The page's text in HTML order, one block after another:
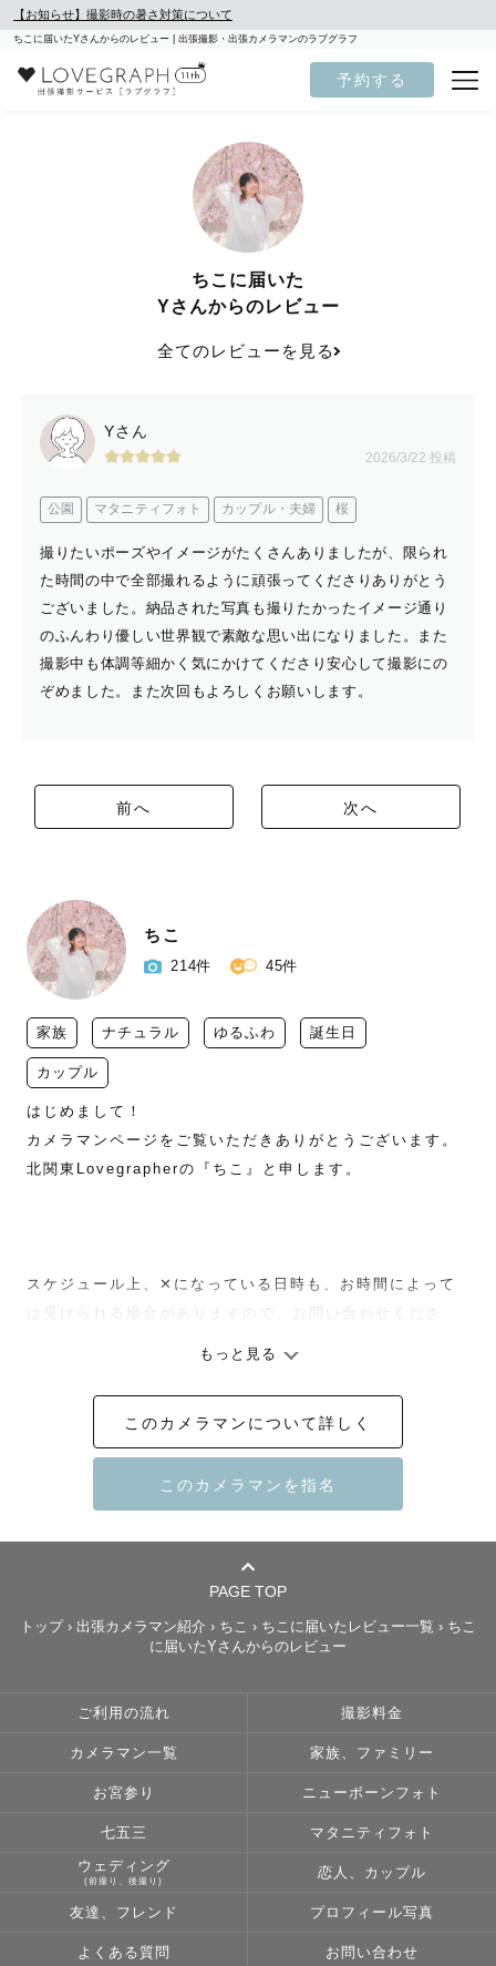
【お知らせ】撮影時の暑さ対策について
ちこに届いたYさんからのレビュー | 出張撮影・出張カメラマンのラブグラフ
予約する
ちこに届いた
Yさんからのレビュー
全てのレビューを見る
Yさん
2026/3/22 投稿
公園 マタニティフォト カップル・夫婦 桜
撮りたいポーズやイメージがたくさんありましたが、限られ
た時間の中で全部撮れるように頑張ってくださりありがとう
ございました。納品された写真も撮りたかったイメージ通り
のふんわり優しい世界観で素敵な思い出になりました。また
撮影中も体調等細かく気にかけてくださり安心して撮影にの
ぞめました。また次回もよろしくお願いします。
前へ 次へ
ちこ
214件 45件
家族 ナチュラル ゆるふわ 誕生日
カップル
はじめまして！
カメラマンページをご覧いただきありがとうございます。
北関東Lovegrapherの『ちこ』と申します。
スケジュール上‪、‪‪✕‬になっている日時も、お時間によって
は受けられる場合がありますので、お問い合わせくださ
ー大切な瞬間を、大切な思い出にー
大切な家族との写真、大好きなパートナーとの記念写真、
仲良しな友人との思い出の写真、日常のほっと安らげる瞬
間を切り取ったような写真
写真に込める想いは人それぞれです。
みなさんの希望に寄り添い、一緒に最高の１枚を作り上げ
ることができる存在になりたいと思っています。
写真を撮られるのは苦手•••という不安も、ぜひお聞かせく
ゆっくりコミュニケーションをとりながら、一緒に楽しい
時間を過ごしましょう。
もっと見る
このカメラマンについて詳しく
PAGE TOP
トップ › 出張カメラマン紹介 › ちこ › ちこに届いたレビュー一覧 › ちこ
に届いたYさんからのレビュー
ご利用の流れ 撮影料金
カメラマン一覧 家族、ファミリー
お宮参り ニューボーンフォト
七五三 マタニティフォト
ウェディング
(前撮り、後撮り)
恋人、カップル
友達、フレンド プロフィール写真
よくある質問 お問い合わせ